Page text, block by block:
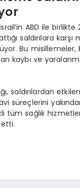
ABD ile birlikte
saldırılara karşı
Bu misillemeler,
kaybı ve
saldırılardan
süreçlerini
tüm sağlık
etti.